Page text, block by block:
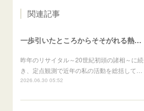
関連記事
一歩引いたところからそそがれる熱いまなざし──寿明義和ピアノリサイタル Aufschwung～飛翔～ 篠村友輝哉
昨年のリサイタル～20世紀初頭の諸相～に続
き、定点観測で近年の私の活動を総括して…
2026.06.30 05:52